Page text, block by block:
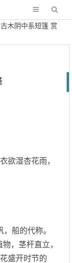
古木阴中系短篷 赏
欲湿杏花雨，
船的代称。
，茎杆直立，
盛开时节的